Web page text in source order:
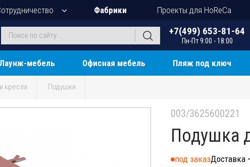
Фабрики Проекты для HoReCa
+7(499) 653-81-64
Пн-Пт 9:00 - 18:00
Лаунж-мебель Офисная мебель Пляж под ключ
кресла Подушки
003/3625600221
Подушка
под заказДоставка